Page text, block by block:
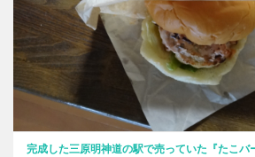
完成した三原明神道の駅で売っていた『たこ